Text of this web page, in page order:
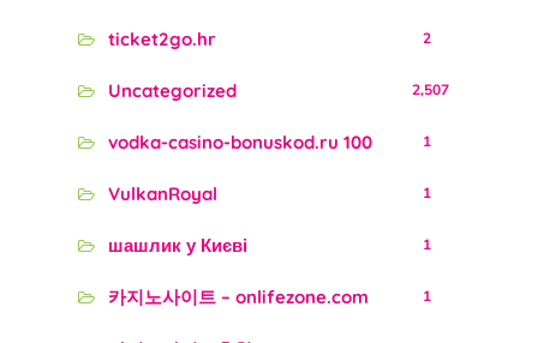
ticket2go.hr 2
Uncategorized 2,507
vodka-casino-bonuskod.ru 100 1
VulkanRoyal 1
шашлик у Києві 1
카지노사이트 – onlifezone.com 1